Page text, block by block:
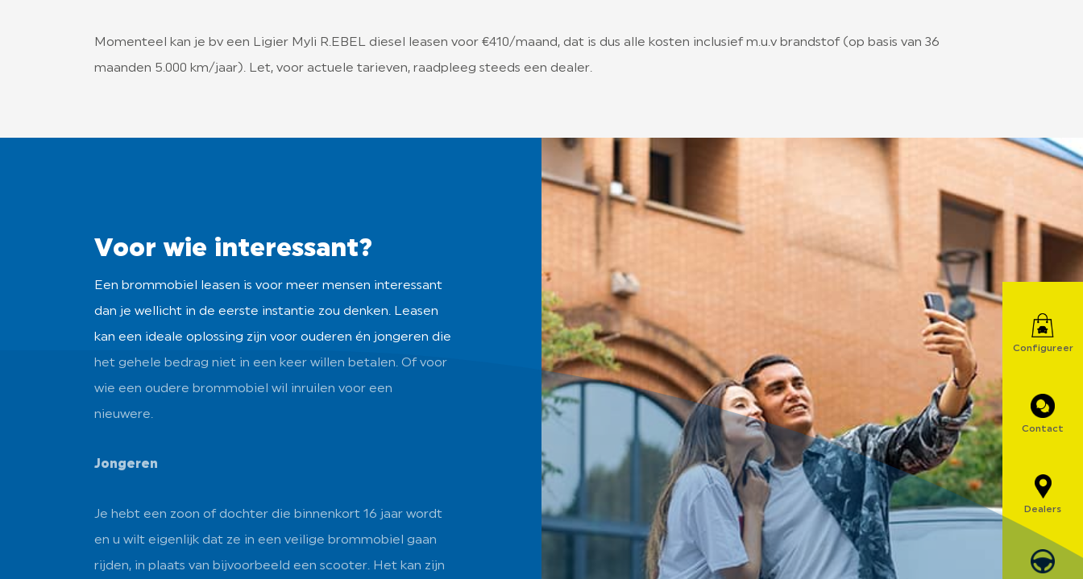
Momenteel kan je bv een Ligier Myli R.EBEL diesel leasen voor €410/maand, dat is dus alle kosten inclusief m.u.v brandstof (op basis van 36
maanden 5.000 km/jaar). Let, voor actuele tarieven, raadpleeg steeds een dealer.
Voor wie interessant?
Een brommobiel leasen is voor meer mensen interessant
dan je wellicht in de eerste instantie zou denken. Leasen
kan een ideale oplossing zijn voor ouderen én jongeren die
het gehele bedrag niet in een keer willen betalen. Of voor
wie een oudere brommobiel wil inruilen voor een
nieuwere.
Jongeren
Je hebt een zoon of dochter die binnenkort 16 jaar wordt
en u wilt eigenlijk dat ze in een veilige brommobiel gaan
rijden, in plaats van bijvoorbeeld een scooter. Het kan zijn
Configureer
Contact
Dealers